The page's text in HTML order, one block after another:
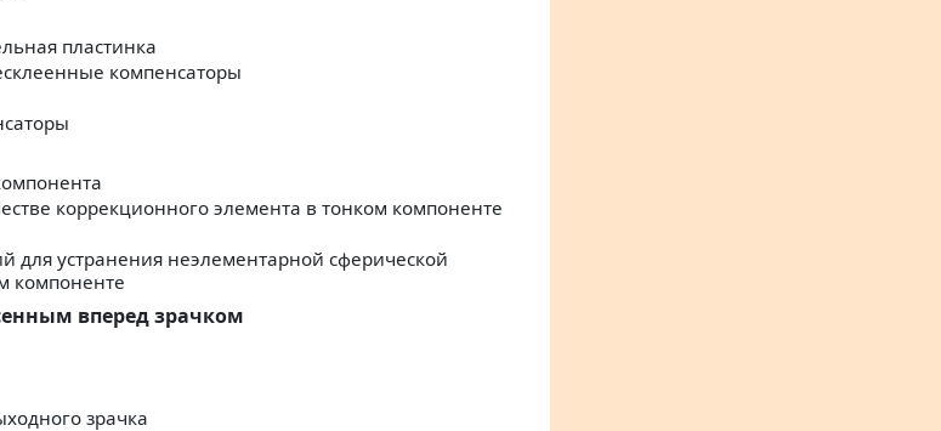
пластинка
компенсаторы
коррекционного элемента в тонком компоненте
устранения неэлементарной сферической
компоненте
вперед зрачком
зрачка